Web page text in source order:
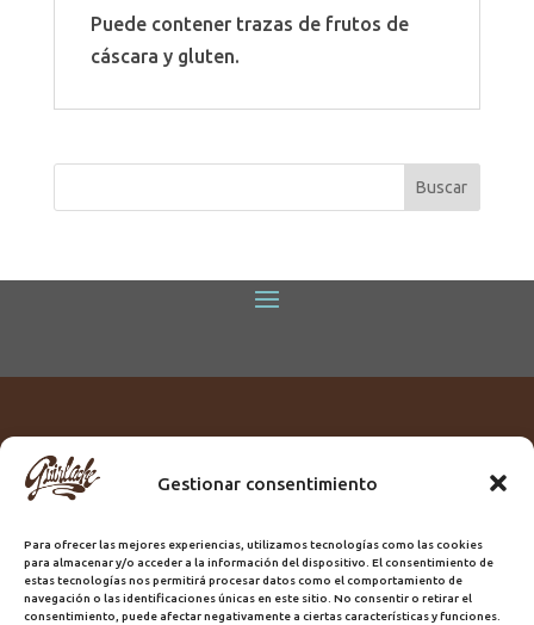
Gestionar consentimiento
Para ofrecer las mejores experiencias, utilizamos tecnologías como las cookies
para almacenar y/o acceder a la información del dispositivo. El consentimiento de
estas tecnologías nos permitirá procesar datos como el comportamiento de
navegación o las identificaciones únicas en este sitio. No consentir o retirar el
consentimiento, puede afectar negativamente a ciertas características y funciones.
Puede contener trazas de frutos de
cáscara y gluten.
Titular:
ROME GUIRLACHE SL.
Domicilio:Calle Triana, 68
Ciudad:Las Palmas de Gran Canaria
Registro Sanitario:GC/20/PH/7192